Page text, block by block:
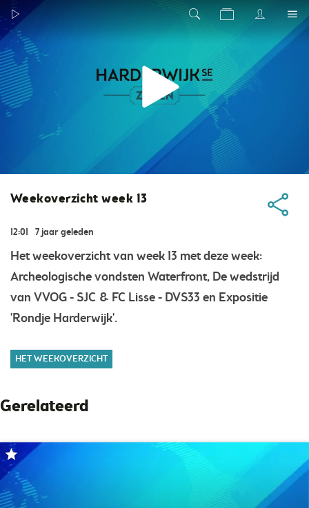
Weekoverzicht week 13
12:01 7 jaar geleden
Het weekoverzicht van week 13 met deze week:
Archeologische vondsten Waterfront, De wedstrijd
van VVOG - SJC & FC Lisse - DVS33 en Expositie
'Rondje Harderwijk'.
HET WEEKOVERZICHT
Gerelateerd